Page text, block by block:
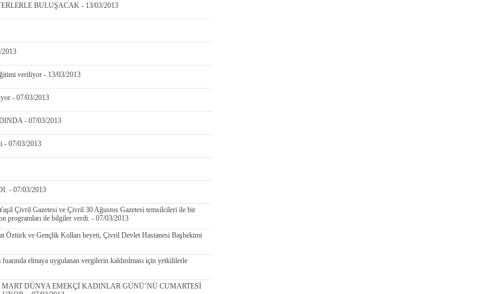
BULUŞACAK - 13/03/2013
2013
veriliyor - 13/03/2013
- 07/03/2013
- 07/03/2013
- 07/03/2013
- 07/03/2013
Çivril Gazetesi ve Çivril 30 Ağustos Gazetesi temsilcileri ile bir
programları ile bilgiler verdi. - 07/03/2013
Öztürk ve Gençlik Kolları heyeti, Çivril Devlet Hastanesi Başhekimi
elmaya uygulanan vergilerin kaldırılması için yetkililerle
DÜNYA EMEKÇİ KADINLAR GÜNÜ’NÜ CUMARTESİ